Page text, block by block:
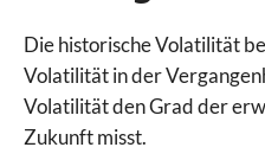
Die historische Volatilität
Volatilität in der
Volatilität den Grad der
Zukunft misst.